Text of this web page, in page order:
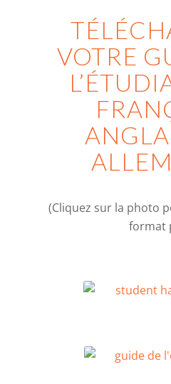
VOTRE
(Cliquez sur la photo
format